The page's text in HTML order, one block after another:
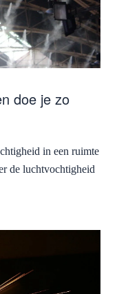
doe je zo
in een ruimte
de luchtvochtigheid